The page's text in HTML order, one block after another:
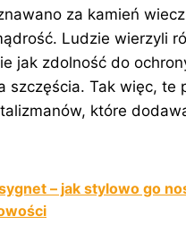
za kamień
Ludzie wierzyli
jak zdolność do
szczęścia. Tak więc, te
które
– jak stylowo go